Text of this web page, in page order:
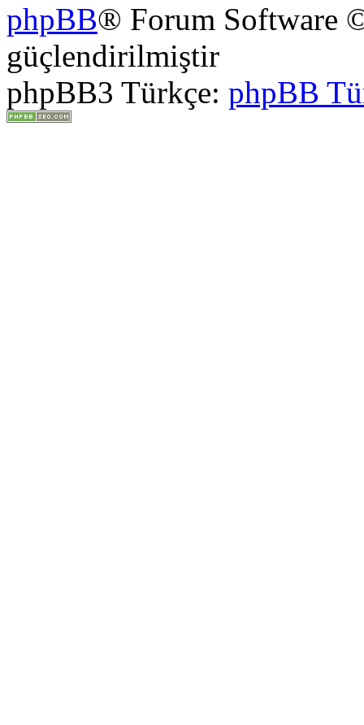
phpBB® Forum Software
güçlendirilmiştir
phpBB3 Türkçe: phpBB